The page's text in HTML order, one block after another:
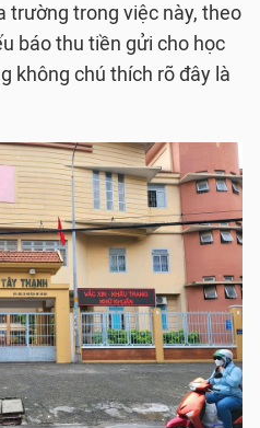
trường trong việc này, theo
báo thu tiền gửi cho học
không chú thích rõ đây là